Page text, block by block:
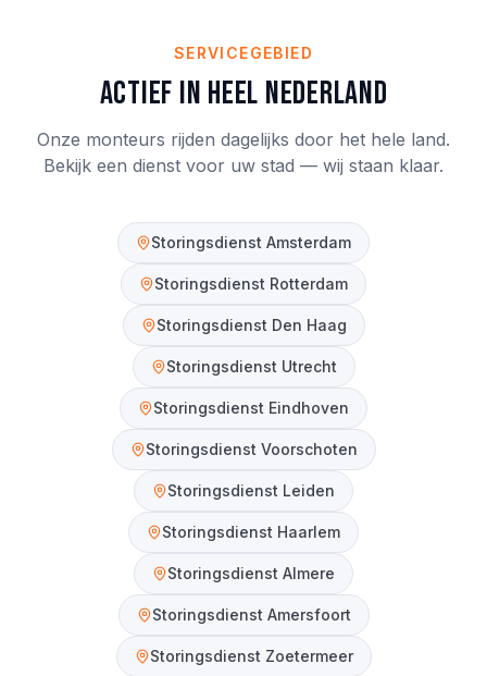
SERVICEGEBIED
Actief in heel Nederland
Onze monteurs rijden dagelijks door het hele land.
Bekijk een dienst voor uw stad — wij staan klaar.
Storingsdienst Amsterdam
Storingsdienst Rotterdam
Storingsdienst Den Haag
Storingsdienst Utrecht
Storingsdienst Eindhoven
Storingsdienst Voorschoten
Storingsdienst Leiden
Storingsdienst Haarlem
Storingsdienst Almere
Storingsdienst Amersfoort
Storingsdienst Zoetermeer